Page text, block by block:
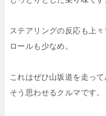
ステアリングの反応も上々
ロールも少なめ。
これはぜひ山坂道を走って
そう思わせるクルマです。